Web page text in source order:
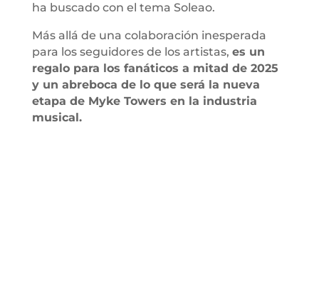
ha buscado con el tema Soleao.
Más allá de una colaboración inesperada
para los seguidores de los artistas, es un
regalo para los fanáticos a mitad de 2025
y un abreboca de lo que será la nueva
etapa de Myke Towers en la industria
musical.